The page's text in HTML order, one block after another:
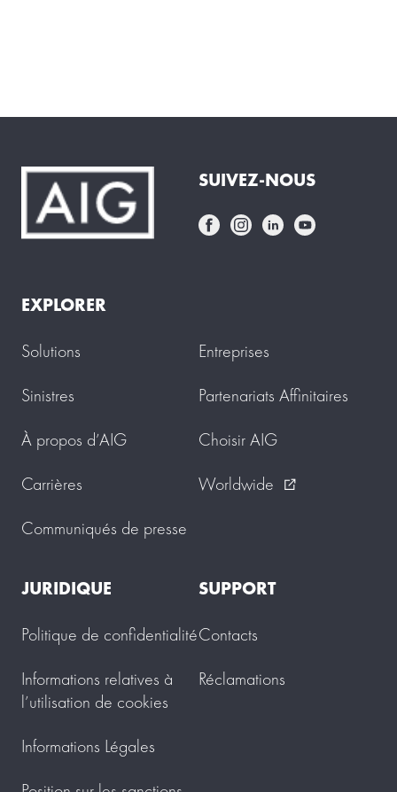
SUIVEZ-NOUS
EXPLORER
Solutions
Sinistres
À propos d’AIG
Carrières
Communiqués de presse
Entreprises
Partenariats Affinitaires
Choisir AIG
Worldwide
external_link
JURIDIQUE
Politique de confidentialité
Informations relatives à
l’utilisation de cookies
Informations Légales
SUPPORT
Contacts
Réclamations